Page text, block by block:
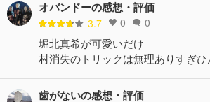
オバンドーの感想・評価
3.7 0 0
堀北真希が可愛いだけ
村消失のトリックは無理ありすぎひ
歯がないの感想・評価